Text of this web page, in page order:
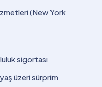
(New York
sigortası
üzeri sürprim